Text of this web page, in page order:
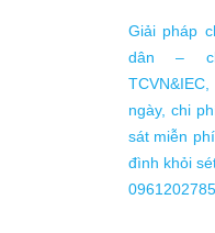
Giải pháp
dân –
ngày, chi
sát miễn
đình khỏi
0961202785